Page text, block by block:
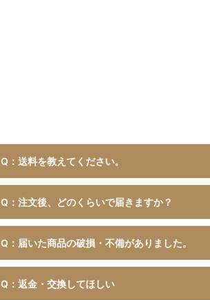
Q：送料を教えてください。
Q：注文後、どのくらいで届きますか？
Q：届いた商品の破損・不備がありました。
Q：返金・交換してほしい